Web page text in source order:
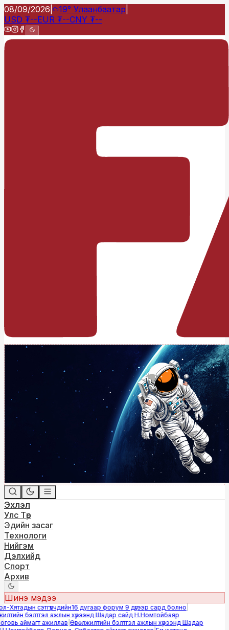
08/09/2026 19° Улаанбаатар
USD ₮--EUR ₮--CNY ₮--
Эхлэл
Улс Төр
Эдийн засаг
Технологи
Нийгэм
Дэлхийд
Спорт
Архив
Шинэ мэдээ
сэтгүүлчдийн16 дугаар форум 9 дүгээр сард болно|
бэлтгэл ажлын хүрээнд Шадар сайд Н.Номтойбаяр
аймагт ажиллав|Өвөлжилтийн бэлтгэл ажлын хүрээнд Шадар